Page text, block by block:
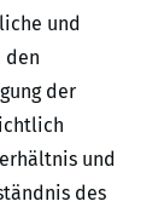
und
den
der
und
des